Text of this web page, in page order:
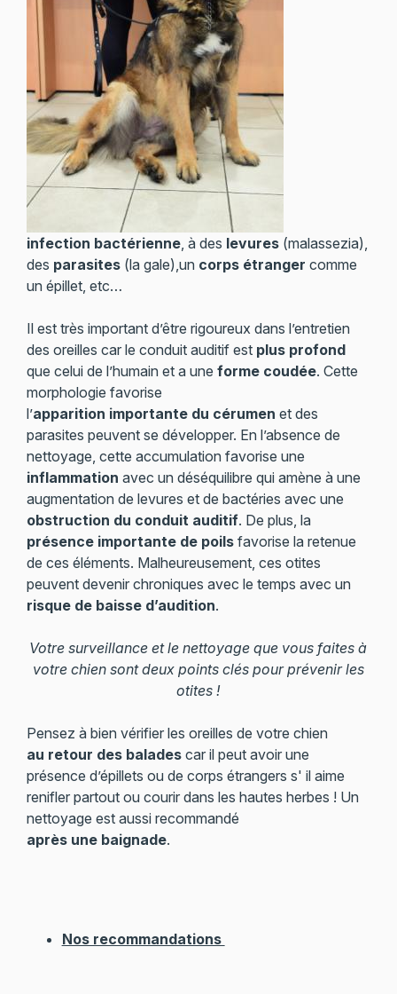
infection bactérienne, à des levures(malassezia),
des parasites(la gale),un corps étranger comme
un épillet, etc…
Il est très important d’être rigoureux dans l’entretien
des oreilles car le conduit auditif est plus profond
que celui de l’humain et a une forme coudée. Cette
morphologie favorise
l’apparition importante du cérumen et des
parasites peuvent se développer. En l’absence de
nettoyage, cette accumulation favorise une
inflammation avec un déséquilibre qui amène à une
augmentation de levures et de bactéries avec une
obstruction du conduit auditif. De plus, la
présence importante de poilsfavorise la retenue
de ces éléments. Malheureusement, ces otites
peuvent devenir chroniques avec le temps avec un
risque de baisse d’audition.
Votre surveillance et le nettoyage que vous faites à
votre chien sont deux points clés pour prévenir les
otites !
Pensez à bien vérifier les oreilles de votre chien
au retour des baladescar il peut avoir une
présence d’épillets ou de corps étrangers s' il aime
renifler partout ou courir dans les hautes herbes ! Un
nettoyage est aussi recommandé
après une baignade.
Nos recommandations